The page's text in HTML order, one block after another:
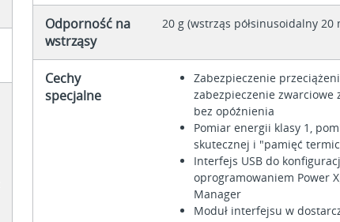
Odporność na
wstrząsy
20 g (wstrząs półsinusoidalny 20
Cechy
specjalne
Zabezpieczenie
zabezpieczenie zwarciowe
bez opóźnienia
Pomiar energii klasy 1,
skutecznej i "pamięć
Interfejs USB do
oprogramowaniem Power
Manager
Moduł interfejsu w